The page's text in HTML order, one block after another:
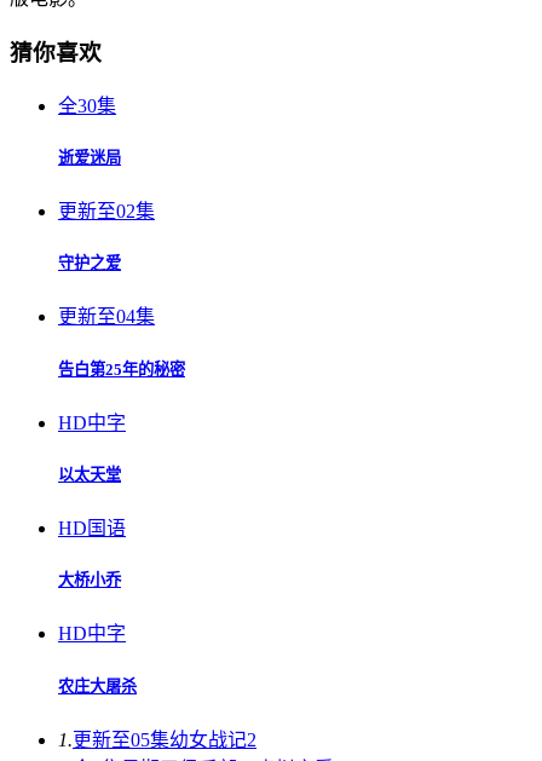
猜你喜欢
全30集
逝爱迷局
更新至02集
守护之爱
更新至04集
告白第25年的秘密
HD中字
以太天堂
HD国语
大桥小乔
HD中字
农庄大屠杀
1.更新至05集幼女战记2